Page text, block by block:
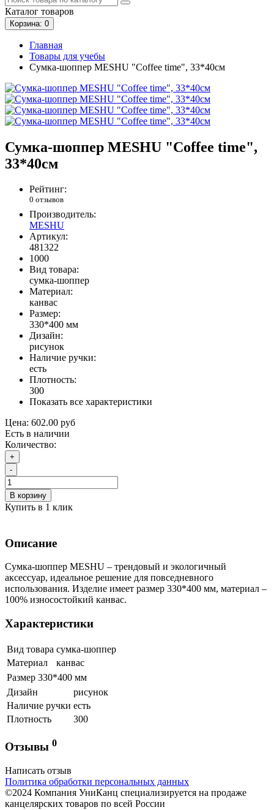
Каталог товаров
Корзина: 0
Главная
Товары для учебы
Сумка-шоппер MESHU "Coffee time", 33*40см
Сумка-шоппер MESHU "Coffee time",
33*40см
Рейтинг:
0 отзывов
Производитель:
MESHU
Артикул:
481322
1000
Вид товара:
сумка-шоппер
Материал:
канвас
Размер:
330*400 мм
Дизайн:
рисунок
Наличие ручки:
есть
Плотность:
300
Показать все характеристики
Цена: 602.00 руб
Есть в наличии
Количество:
+
-
В корзину
Купить в 1 клик
Описание
Сумка-шоппер MESHU – трендовый и экологичный
аксессуар, идеальное решение для повседневного
использования. Изделие имеет размер 330*400 мм, материал –
100% износостойкий канвас.
Характеристики
Вид товара сумка-шоппер
Материал
канвас
Размер 330*400 мм
Дизайн
рисунок
Наличие ручки есть
Плотность
300
Отзывы 0
Написать отзыв
Политика обработки персональных данных
©2024 Компания УниКанц специализируется на продаже
канцелярских товаров по всей России